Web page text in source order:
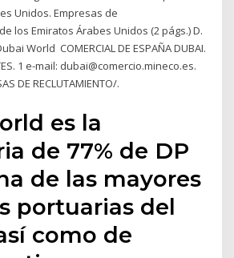
Unidos. Empresas de
los Emiratos Árabes Unidos‎ (2 págs.) D.
World COMERCIAL DE ESPAÑA DUBAI.
1 e-mail: dubai@comercio.mineco.es.
DE RECLUTAMIENTO/.
es la
de 77% de DP
de las mayores
portuarias del
como de